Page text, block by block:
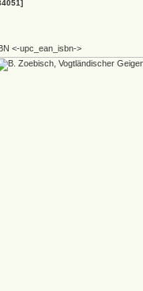
<-upc_ean_isbn->